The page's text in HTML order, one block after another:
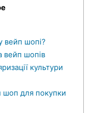
вейп шопі?
вейп шопів
культури
шоп для покупки